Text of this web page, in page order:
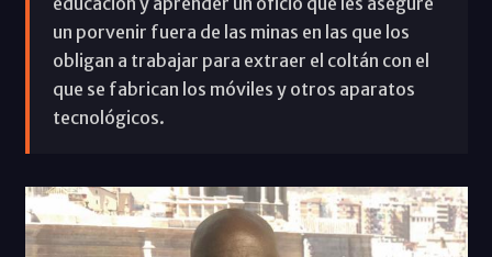
un porvenir fuera de las minas en las que los
obligan a trabajar para extraer el coltán con el
que se fabrican los móviles y otros aparatos
tecnológicos.